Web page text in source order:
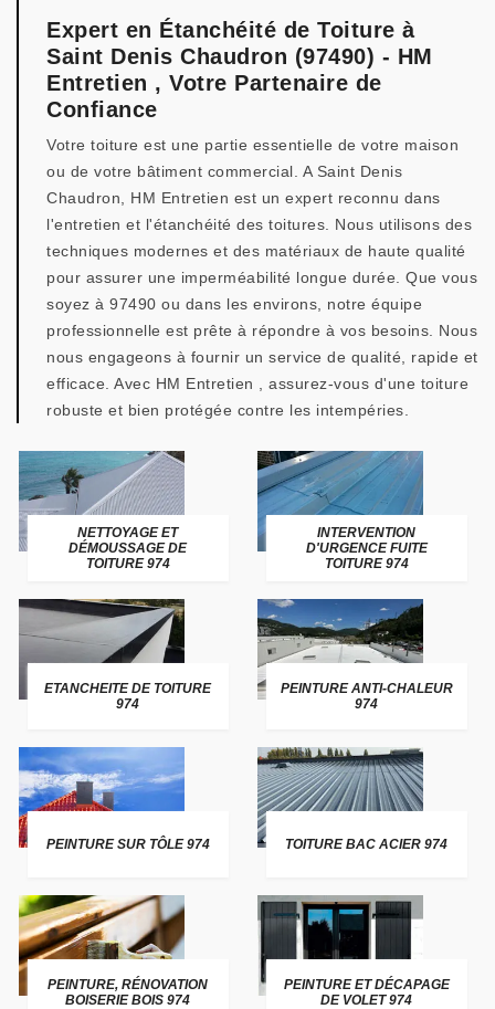
Expert en Étanchéité de Toiture à
Saint Denis Chaudron (97490) - HM
Entretien , Votre Partenaire de
Confiance
Votre toiture est une partie essentielle de votre maison
ou de votre bâtiment commercial. A Saint Denis
Chaudron, HM Entretien est un expert reconnu dans
l'entretien et l'étanchéité des toitures. Nous utilisons des
techniques modernes et des matériaux de haute qualité
pour assurer une imperméabilité longue durée. Que vous
soyez à 97490 ou dans les environs, notre équipe
professionnelle est prête à répondre à vos besoins. Nous
nous engageons à fournir un service de qualité, rapide et
efficace. Avec HM Entretien , assurez-vous d'une toiture
robuste et bien protégée contre les intempéries.
NETTOYAGE ET
DÉMOUSSAGE DE
TOITURE 974
INTERVENTION
D'URGENCE FUITE
TOITURE 974
ETANCHEITE DE TOITURE
974
PEINTURE ANTI-CHALEUR
974
PEINTURE SUR TÔLE 974 TOITURE BAC ACIER 974
PEINTURE, RÉNOVATION
BOISERIE BOIS 974
PEINTURE ET DÉCAPAGE
DE VOLET 974